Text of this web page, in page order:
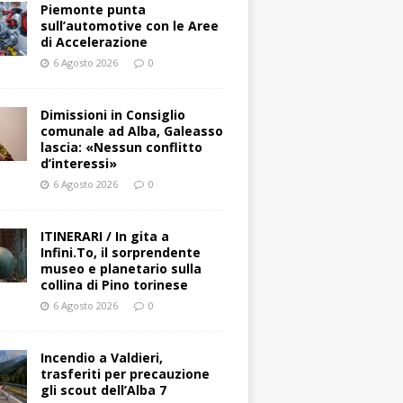
Piemonte punta
sull’automotive con le Aree
di Accelerazione
6 Agosto 2026 0
Dimissioni in Consiglio
comunale ad Alba, Galeasso
lascia: «Nessun conflitto
d’interessi»
6 Agosto 2026 0
ITINERARI / In gita a
Infini.To, il sorprendente
museo e planetario sulla
collina di Pino torinese
6 Agosto 2026 0
Incendio a Valdieri,
trasferiti per precauzione
gli scout dell’Alba 7